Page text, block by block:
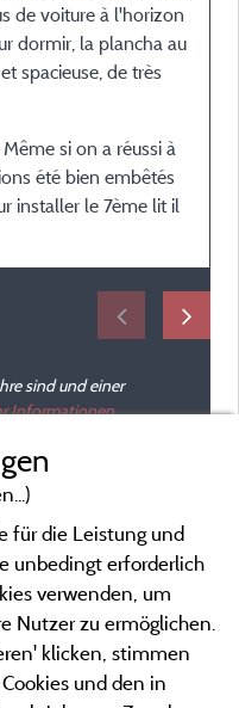
de voiture à l'horizon
dormir, la plancha au
spacieuse, de très
si on a réussi à
été bien embêtés
installer le 7ème lit il
sind und einer
Informationen
für die Leistung und
unbedingt erforderlich
verwenden, um
Nutzer zu ermöglichen.
klicken, stimmen
und den in